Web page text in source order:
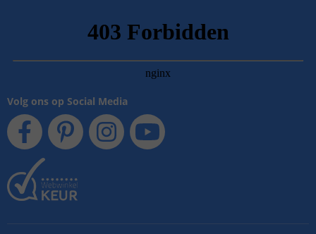
Volg ons op Social Media